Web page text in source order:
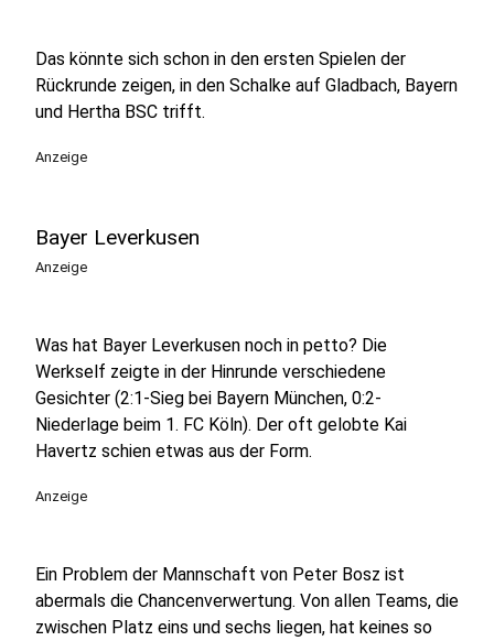
Das könnte sich schon in den ersten Spielen der
Rückrunde zeigen, in den Schalke auf Gladbach, Bayern
und Hertha BSC trifft.
Anzeige
Bayer Leverkusen
Anzeige
Was hat Bayer Leverkusen noch in petto? Die
Werkself zeigte in der Hinrunde verschiedene
Gesichter (2:1-Sieg bei Bayern München, 0:2-
Niederlage beim 1. FC Köln). Der oft gelobte Kai
Havertz schien etwas aus der Form.
Anzeige
Ein Problem der Mannschaft von Peter Bosz ist
abermals die Chancenverwertung. Von allen Teams, die
zwischen Platz eins und sechs liegen, hat keines so